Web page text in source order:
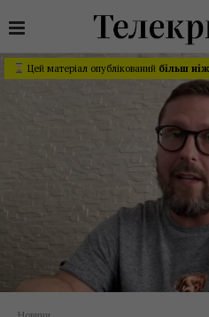
Цей матеріал опублікований більш